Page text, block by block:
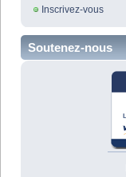
Inscrivez-vous
Soutenez-nous